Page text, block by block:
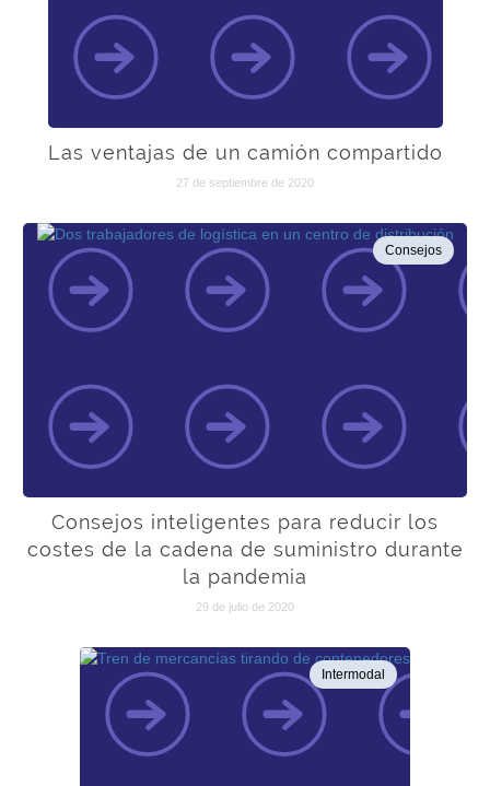
Las ventajas de un camión compartido
27 de septiembre de 2020
Consejos
Consejos inteligentes para reducir los
costes de la cadena de suministro durante
la pandemia
29 de julio de 2020
Intermodal